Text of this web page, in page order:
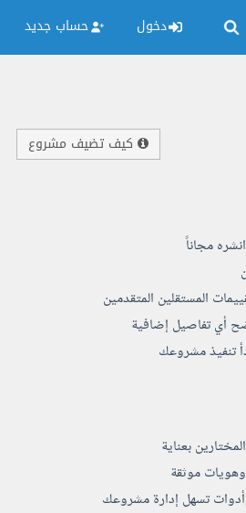
دخول حساب جديد
كيف تضيف مشروع
مجاناً
المستقلين المتقدمين
أي تفاصيل إضافية
تنفيذ مشروعك
بعناية
موثقة
تسهل إدارة مشروعك